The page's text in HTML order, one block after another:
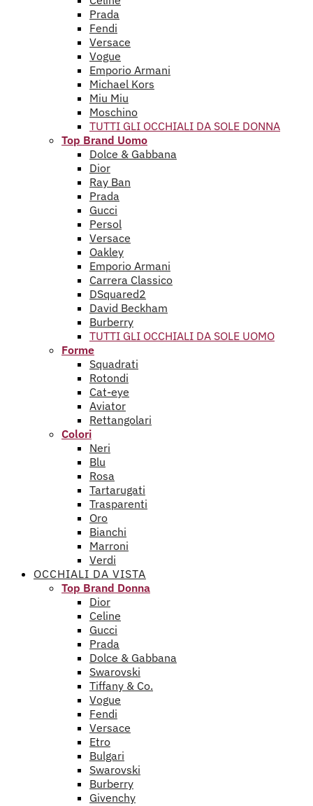
Prada
Fendi
Versace
Vogue
Emporio Armani
Michael Kors
Miu Miu
Moschino
TUTTI GLI OCCHIALI DA SOLE DONNA
Top Brand Uomo
Dolce & Gabbana
Dior
Ray Ban
Prada
Gucci
Persol
Versace
Oakley
Emporio Armani
Carrera Classico
DSquared2
David Beckham
Burberry
TUTTI GLI OCCHIALI DA SOLE UOMO
Forme
Squadrati
Rotondi
Cat-eye
Aviator
Rettangolari
Colori
Neri
Blu
Rosa
Tartarugati
Trasparenti
Oro
Bianchi
Marroni
Verdi
OCCHIALI DA VISTA
Top Brand Donna
Dior
Celine
Gucci
Prada
Dolce & Gabbana
Swarovski
Tiffany & Co.
Vogue
Fendi
Versace
Etro
Bulgari
Swarovski
Burberry
Givenchy